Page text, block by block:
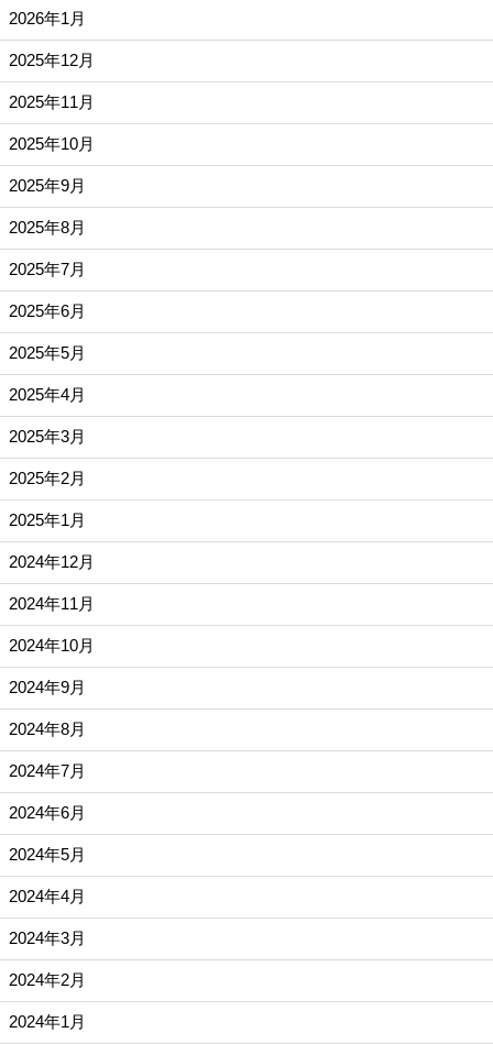
2026年1月
2025年12月
2025年11月
2025年10月
2025年9月
2025年8月
2025年7月
2025年6月
2025年5月
2025年4月
2025年3月
2025年2月
2025年1月
2024年12月
2024年11月
2024年10月
2024年9月
2024年8月
2024年7月
2024年6月
2024年5月
2024年4月
2024年3月
2024年2月
2024年1月